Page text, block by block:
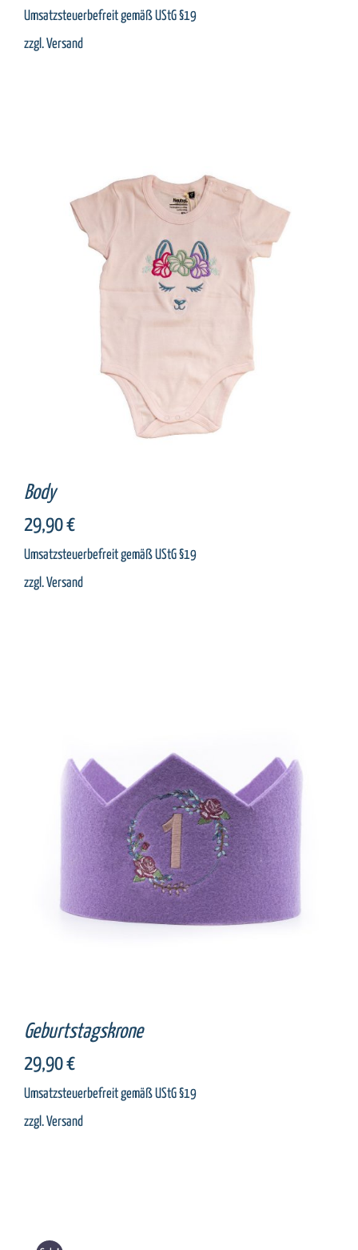
Umsatzsteuerbefreit gemäß UStG §19
zzgl.Versand
SELECT OPTIONS
Body
29,90€
Umsatzsteuerbefreit gemäß UStG §19
zzgl.Versand
SELECT OPTIONS / DETAILS
Geburtstagskrone
29,90€
Umsatzsteuerbefreit gemäß UStG §19
zzgl.Versand